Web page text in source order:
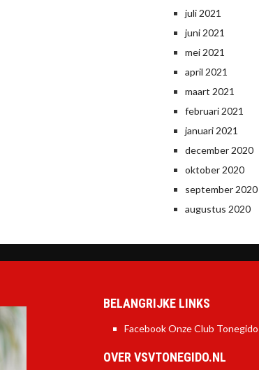
juli 2021
juni 2021
mei 2021
april 2021
maart 2021
februari 2021
januari 2021
december 2020
oktober 2020
september 2020
augustus 2020
BELANGRIJKE LINKS
Facebook Onze Club Tonegido
OVER VSVTONEGIDO.NL